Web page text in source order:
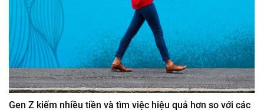
Gen Z kiếm nhiều tiền và tìm việc hiệu quả hơn so với các